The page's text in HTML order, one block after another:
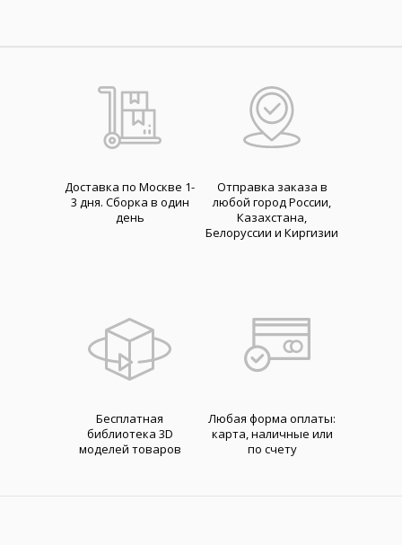
Доставка по Москве 1-
3 дня. Cборка в один
день
Отправка заказа в
любой город России,
Казахстана,
Белоруссии и Киргизии
Бесплатная
библиотека 3D
моделей товаров
Любая форма оплаты:
карта, наличные или
по счету